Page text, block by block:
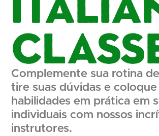
Complemente sua rotina
tire suas dúvidas e coloque
habilidades em prática em
individuais com nossos
instrutores.